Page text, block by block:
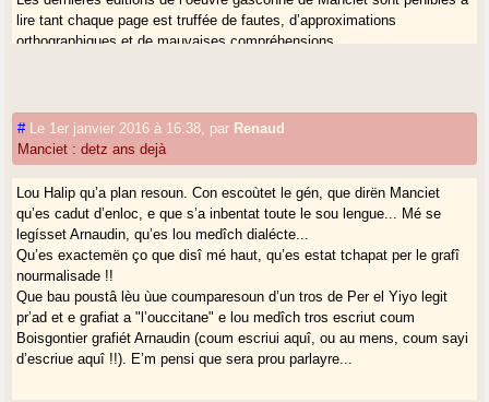
lire tant chaque page est truffée de fautes, d’approximations
orthographiques et de mauvaises compréhensions.
même pratiqué depuis mon enfance mais aussi pour l’avoir étudié sous
toutes ses coutures depuis une trentaine d’années. Alors pardonnez ce
autre chose par rapport à ce que je pense serait tout simplement un
mensonge. Maintenant, on a le droit le plus strict de se moquer
complètement de ce que pense le sieur Lartigue, lequel n’est pas un
spécialiste de la littérature.
Bonne année 2016
# Le 1er janvier 2016 à 16:38 par Renaud
Manciet : detz ans dejà
Lou Halip qu’a plan resoun. Con escoùtet le gén, que dirën Manciet
qu’es cadut d’enloc, e que s’a inbentat toute le sou lengue... Mé se
legísset Arnaudin, qu’es lou medîch dialécte...
Qu’es exactemën ço que disî mé haut, qu’es estat tchapat per le grafî
nourmalisade !!
Que bau poustâ lèu ùue coumparesoun d’un tros de Per el Yiyo legit
pr’ad et e grafiat a "l’ouccitane" e lou medîch tros escriut coum
Boisgontier grafiét Arnaudin (coum escriui aquî, ou au mens, coum sayi
d’escriue aquî !!). E’m pensi que sera prou parlayre...